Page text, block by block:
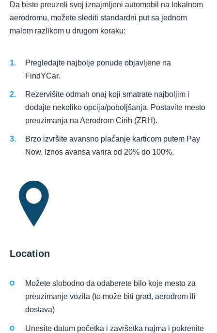
Da biste preuzeli svoj iznajmljeni automobil na lokalnom
aerodromu, možete slediti standardni put sa jednom
malom razlikom u drugom koraku:
Pregledajte najbolje ponude objavljene na
FindYCar.
Rezervišite odmah onaj koji smatrate najboljim i
dodajte nekoliko opcija/poboljšanja. Postavite mesto
preuzimanja na Aerodrom Cirih (ZRH).
Brzo izvršite avansno plaćanje karticom putem Pay
Now. Iznos avansa varira od 20% do 100%.
Location
Možete slobodno da odaberete bilo koje mesto za
preuzimanje vozila (to može biti grad, aerodrom ili
dostava)
Unesite datum početka i završetka najma i pokrenite